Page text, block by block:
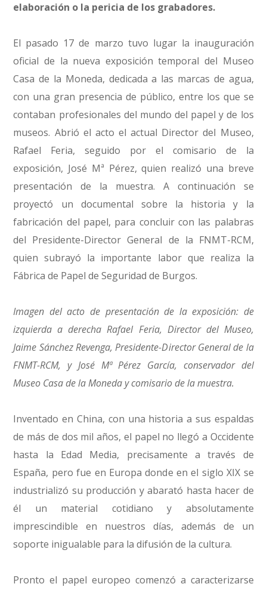
elaboración o la pericia de los grabadores.
El pasado 17 de marzo tuvo lugar la inauguración
oficial de la nueva exposición temporal del Museo
Casa de la Moneda, dedicada a las marcas de agua,
con una gran presencia de público, entre los que se
contaban profesionales del mundo del papel y de los
museos. Abrió el acto el actual Director del Museo,
Rafael Feria, seguido por el comisario de la
exposición, José Mª Pérez, quien realizó una breve
presentación de la muestra. A continuación se
proyectó un documental sobre la historia y la
fabricación del papel, para concluir con las palabras
del Presidente-Director General de la FNMT-RCM,
quien subrayó la importante labor que realiza la
Fábrica de Papel de Seguridad de Burgos.
Imagen del acto de presentación de la exposición: de
izquierda a derecha Rafael Feria, Director del Museo,
Jaime Sánchez Revenga, Presidente-Director General de la
FNMT-RCM, y José Mª Pérez García, conservador del
Museo Casa de la Moneda y comisario de la muestra.
Inventado en China, con una historia a sus espaldas
de más de dos mil años, el papel no llegó a Occidente
hasta la Edad Media, precisamente a través de
España, pero fue en Europa donde en el siglo XIX se
industrializó su producción y abarató hasta hacer de
él un material cotidiano y absolutamente
imprescindible en nuestros días, además de un
soporte inigualable para la difusión de la cultura.
Pronto el papel europeo comenzó a caracterizarse